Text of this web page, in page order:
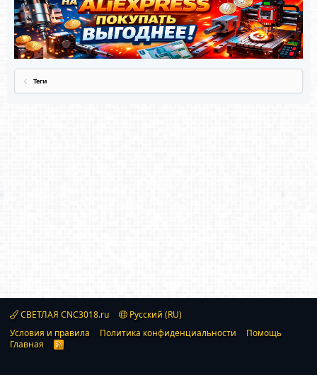
Теги
СВЕТЛАЯ CNC3018.ru
Русский (RU)
Условия и правила
Политика конфиденциальности
Помощь
Главная
R
S